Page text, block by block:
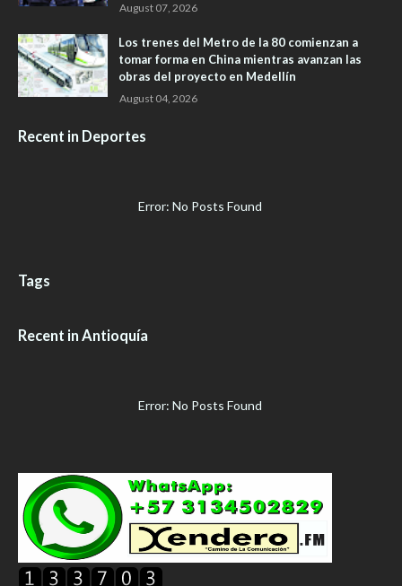
August 07, 2026
Los trenes del Metro de la 80 comienzan a
tomar forma en China mientras avanzan las
obras del proyecto en Medellín
August 04, 2026
Recent in Deportes
Error: No Posts Found
Tags
Recent in Antioquía
Error: No Posts Found